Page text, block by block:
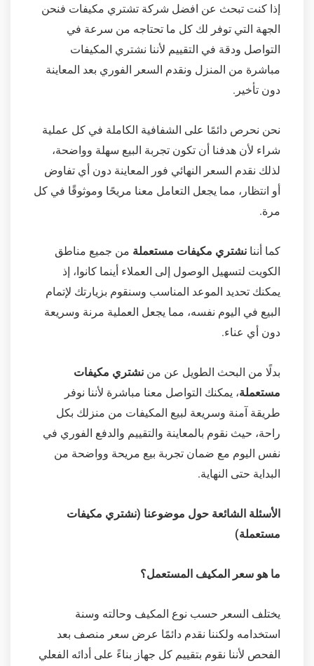
إذا كنت تبحث عن افضل شركة تشتري مكيفات فنحن
الجهة التي توفر لك كل ما تحتاجه من سرعة في
التواصل ودقة في التقييم لأننا نشتري المكيفات
مباشرة من المنزل ونقدم السعر الفوري بعد المعاينة
دون تأخير.
نحن نحرص دائمًا على الشفافية الكاملة في كل عملية
شراء لأن هدفنا أن تكون تجربة البيع سهلة وواضحة،
لذلك نقدم السعر النهائي فور المعاينة دون أي تفاوض
أو انتظار، مما يجعل التعامل معنا مريحًا وموثوقًا في كل
مرة.
كما أننا نشتري مكيفات مستعملة من جميع مناطق
الكويت لتسهيل الوصول إلى العملاء أينما كانوا، إذ
يمكنك تحديد الموعد المناسب وسنقوم بزيارتك لإتمام
البيع في اليوم نفسه، مما يجعل العملية مرنة وسريعة
دون أي عناء.
بدلًا من البحث الطويل عن من نشتري مكيفات
مستعملة، يمكنك التواصل معنا مباشرة لأننا نوفر
طريقة آمنة وسريعة لبيع المكيفات من منزلك بكل
راحة، حيث نقوم بالمعاينة والتقييم والدفع الفوري في
نفس اليوم مع ضمان تجربة بيع مريحة وواضحة من
البداية حتى النهاية.
الأسئلة الشائعة حول موضوعنا (نشتري مكيفات
مستعملة)
ما هو سعر المكيف المستعمل؟
يختلف السعر حسب نوع المكيف وحالته وسنة
استخدامه ولكننا نقدم دائمًا عرض سعر منصف بعد
الفحص لأننا نقوم بتقييم كل جهاز بناءً على أدائه الفعلي